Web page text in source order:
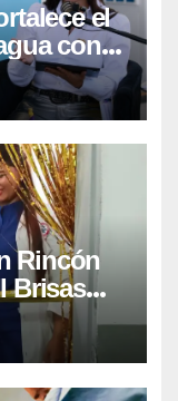
el
con
La Mora
Rincón
Brisas